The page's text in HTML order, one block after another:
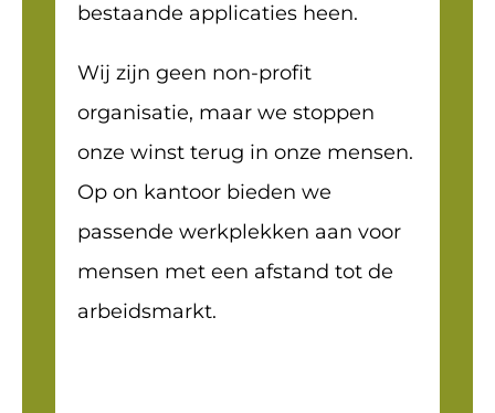
bestaande applicaties heen.
Wij zijn geen non-profit
organisatie, maar we stoppen
onze winst terug in onze mensen.
Op on kantoor bieden we
passende werkplekken aan voor
mensen met een afstand tot de
arbeidsmarkt.